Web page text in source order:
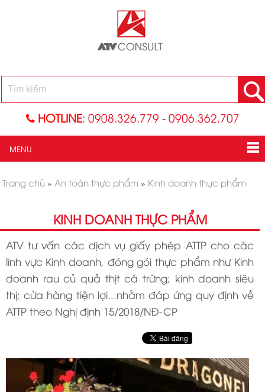
HOTLINE: 0908.326.779 - 0906.362.707
MENU
Trang chủ » An toàn thực phẩm » Kinh doanh thực phẩm
KINH DOANH THỰC PHẨM
ATV tư vấn các dịch vụ giấy phép ATTP cho các
lĩnh vực Kinh doanh, đóng gói thực phẩm như Kinh
doanh rau củ quả thịt cá trứng; kinh doanh siêu
thị; cửa hàng tiện lợi...nhằm đáp ứng quy định về
ATTP theo Nghị định 15/2018/NĐ-CP